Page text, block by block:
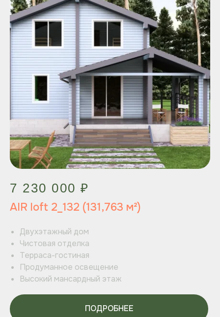
7 230 000 ₽
AIR loft 2_132 (131,763 м²)
Двухэтажный дом
Чистовая отделка
Терраса-гостиная
Продуманное освещение
Высокий мансардный этаж
ПОДРОБНЕЕ